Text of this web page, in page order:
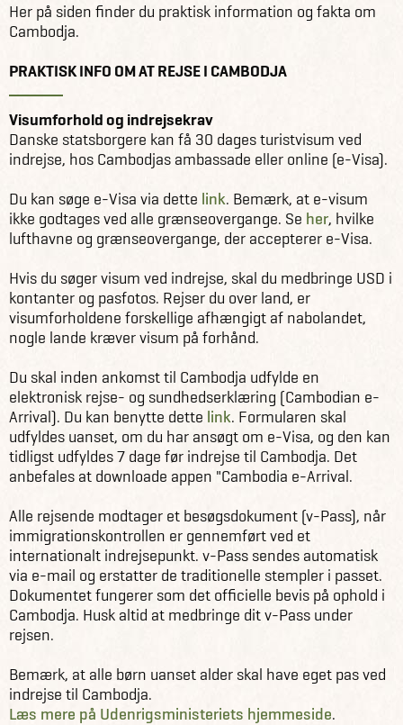
Her på siden finder du praktisk information og fakta om
Cambodja.
PRAKTISK INFO OM AT REJSE I CAMBODJA
Visumforhold og indrejsekrav
Danske statsborgere kan få 30 dages turistvisum ved
indrejse, hos Cambodjas ambassade eller online (e-Visa).
Du kan søge e-Visa via dette link. Bemærk, at e-visum
ikke godtages ved alle grænseovergange. Se her, hvilke
lufthavne og grænseovergange, der accepterer e-Visa.
Hvis du søger visum ved indrejse, skal du medbringe USD i
kontanter og pasfotos. Rejser du over land, er
visumforholdene forskellige afhængigt af nabolandet,
nogle lande kræver visum på forhånd.
Du skal inden ankomst til Cambodja udfylde en
elektronisk rejse- og sundhedserklæring (Cambodian e-
Arrival). Du kan benytte dette link. Formularen skal
udfyldes uanset, om du har ansøgt om e-Visa, og den kan
tidligst udfyldes 7 dage før indrejse til Cambodja. Det
anbefales at downloade appen "Cambodia e-Arrival.
Alle rejsende modtager et besøgsdokument (v-Pass), når
immigrationskontrollen er gennemført ved et
internationalt indrejsepunkt. v-Pass sendes automatisk
via e-mail og erstatter de traditionelle stempler i passet.
Dokumentet fungerer som det officielle bevis på ophold i
Cambodja. Husk altid at medbringe dit v-Pass under
rejsen.
Bemærk, at alle børn uanset alder skal have eget pas ved
indrejse til Cambodja.
Læs mere på Udenrigsministeriets hjemmeside.